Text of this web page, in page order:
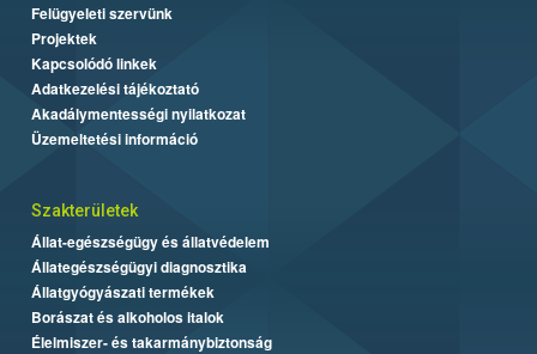
Felügyeleti szervünk
Projektek
Kapcsolódó linkek
Adatkezelési tájékoztató
Akadálymentességi nyilatkozat
Üzemeltetési információ
Szakterületek
Állat-egészségügy és állatvédelem
Állategészségügyi diagnosztika
Állatgyógyászati termékek
Borászat és alkoholos italok
Élelmiszer- és takarmánybiztonság